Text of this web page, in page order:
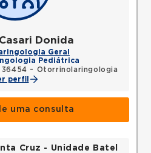
Donida
Geral
Pediátrica
36454 - Otorrinolaringologia
perfil
uma consulta
Cruz - Unidade Batel